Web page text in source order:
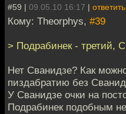
#59 | 09.05.10 16:17 | ответить
Кому: Theorphys, #39
> Подрабинек - третий,
Нет Сванидзе? Как
пиздабратию без
У Сванидзе очки на
Подрабинек подобным